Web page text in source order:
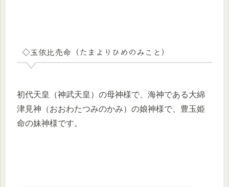
◇玉依比売命（たまよりひめのみこと）
初代天皇（神武天皇）の母神様で、海神である大綿
津見神（おおわたつみのかみ）の娘神様で、豊玉姫
命の妹神様です。